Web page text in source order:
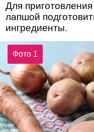
Для
лапшой
ингредиенты.
Фото 1